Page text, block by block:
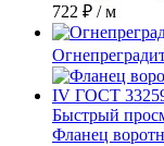
722 ₽ / м
Быстрый
Фланец